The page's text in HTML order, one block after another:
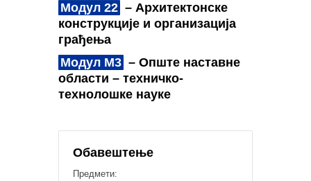
Модул 22 – Архитектонске
конструкције и организација
грађења
Модул М3 – Опште наставне
области – техничко-
технолошке науке
Обавештење
Предмети: